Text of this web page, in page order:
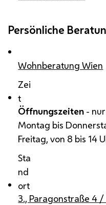
Persönliche
Wohnberatung Wien
Zei
t
Öffnungszeiten -
Montag bis
Freitag, von 8 bis 14
Sta
nd
ort
3., Paragonstraße 4 /